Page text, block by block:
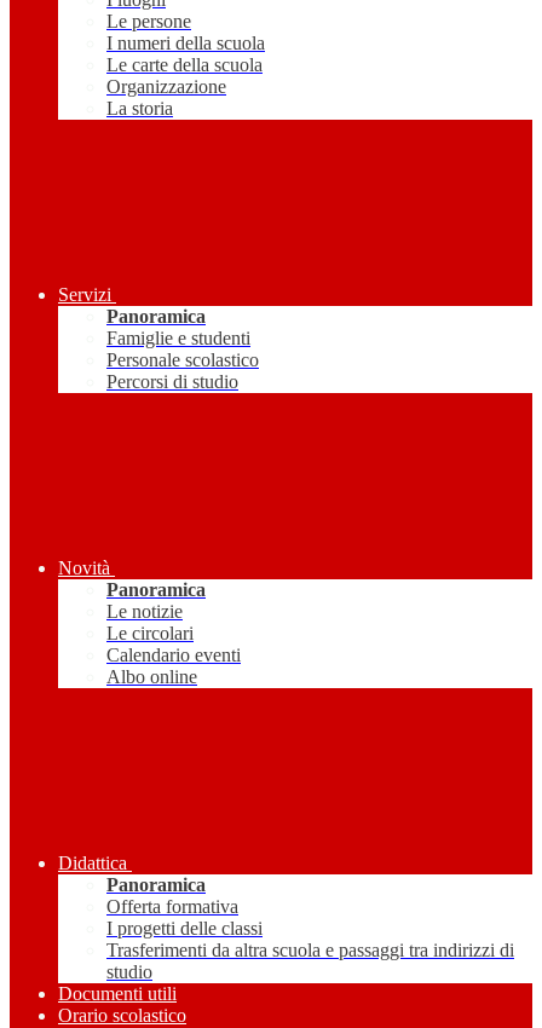
Le persone
I numeri della scuola
Le carte della scuola
Organizzazione
La storia
Servizi
Panoramica
Famiglie e studenti
Personale scolastico
Percorsi di studio
Novità
Panoramica
Le notizie
Le circolari
Calendario eventi
Albo online
Didattica
Panoramica
Offerta formativa
I progetti delle classi
Trasferimenti da altra scuola e passaggi tra indirizzi di
studio
Documenti utili
Orario scolastico